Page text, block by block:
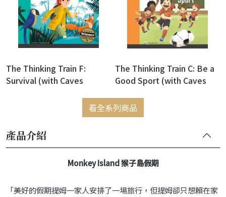
The Thinking Train F:
Survival (with Caves
The Thinking Train C: Be a
Good Sport (with Caves
Access Code)
看全系列商品
產品介紹
Monkey Island 猴子島假期
「美好的假期提姆一家人安排了一場旅行，但提姆卻只想賴在家